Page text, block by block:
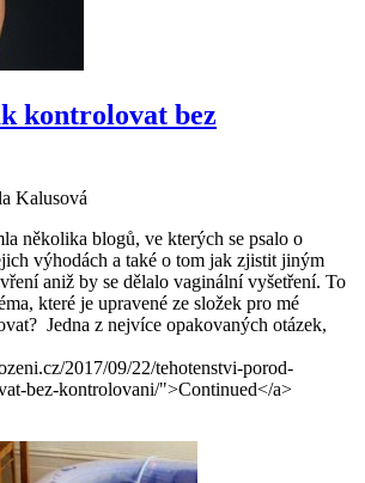
kontrolovat bez
Kalusová
několika blogů, ve kterých se psalo o
výhodách a také o tom jak zjistit jiným
aniž by se dělalo vaginální vyšetření. To
které je upravené ze složek pro mé
Jedna z nejvíce opakovaných otázek,
2017/09/22/tehotenstvi-porod-
bez-kontrolovani/">Continued</a>